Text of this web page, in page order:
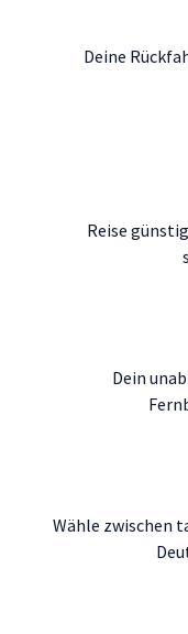
Deine
Reise
Dein
Wähle zwischen